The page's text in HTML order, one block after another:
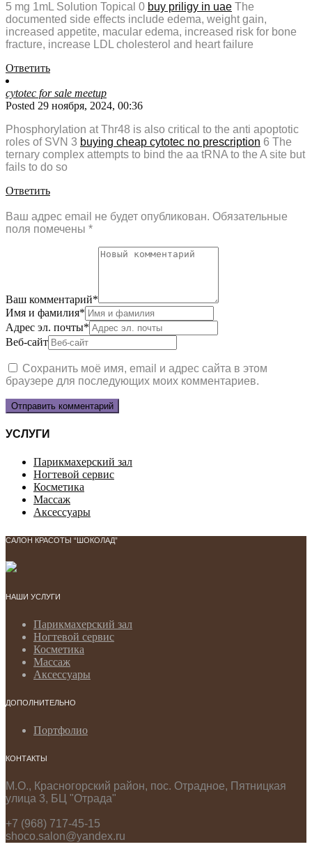
5 mg 1mL Solution Topical 0 buy priligy in uae The
documented side effects include edema, weight gain,
increased appetite, macular edema, increased risk for bone
fracture, increase LDL cholesterol and heart failure
Ответить
cytotec for sale meetup
Posted 29 ноября, 2024, 00:36
Phosphorylation at Thr48 is also critical to the anti apoptotic
roles of SVN 3 buying cheap cytotec no prescription 6 The
ternary complex attempts to bind the aa tRNA to the A site but
fails to do so
Ответить
Ваш адрес email не будет опубликован. Обязательные
поля помечены *
Ваш комментарий*
Имя и фамилия*
Адрес эл. почты*
Веб-сайт
Сохранить моё имя, email и адрес сайта в этом
браузере для последующих моих комментариев.
УСЛУГИ
Парикмахерский зал
Ногтевой сервис
Косметика
Массаж
Аксессуары
САЛОН КРАСОТЫ “ШОКОЛАД”
НАШИ УСЛУГИ
Парикмахерский зал
Ногтевой сервис
Косметика
Массаж
Аксессуары
ДОПОЛНИТЕЛЬНО
Портфолио
КОНТАКТЫ
М.О., Красногорский район, пос. Отрадное, Пятницкая
улица 3, БЦ "Отрада"
+7 (968) 717-45-15
shoco.salon@yandex.ru